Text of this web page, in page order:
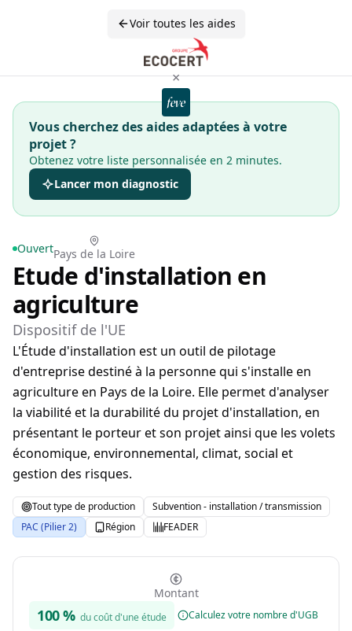
Voir toutes les aides
×
Vous cherchez des aides adaptées à votre
projet ?
Obtenez votre liste personnalisée en 2 minutes.
Lancer mon diagnostic
OuvertPays de la Loire
Etude d'installation en
agriculture
Dispositif de l'UE
L'Étude d'installation est un outil de pilotage
d'entreprise destiné à la personne qui s'installe en
agriculture en Pays de la Loire. Elle permet d'analyser
la viabilité et la durabilité du projet d'installation, en
présentant le porteur et son projet ainsi que les volets
économique, environnemental, climat, social et
gestion des risques.
Tout type de production
Subvention - installation / transmission
PAC (Pilier 2)
Région FEADER
Montant
100% du coût d'une étude Calculez votre nombre d'UGB